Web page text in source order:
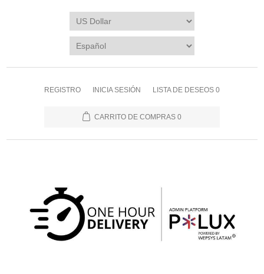
REGISTRO INICIA SESIÓN LISTA DE DESEOS 0
CARRITO DE COMPRAS 0